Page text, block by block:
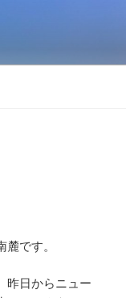
です。
昨日からニュー